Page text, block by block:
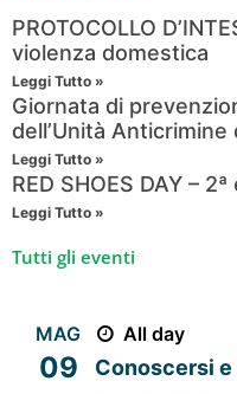
PROTOCOLLO
violenza domestica
Leggi Tutto »
Giornata di
dell’Unità
Leggi Tutto »
RED SHOES DAY –
Leggi Tutto »
Tutti gli eventi
MAG
09
All day
Conoscersi